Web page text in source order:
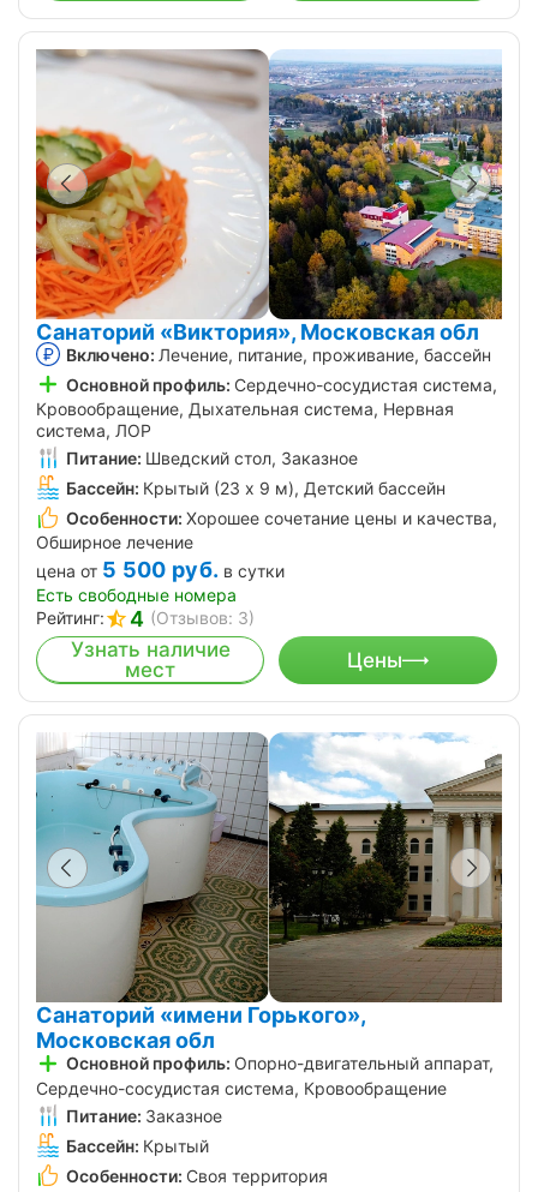
Санаторий «Виктория», Московская обл
Включено: Лечение, питание, проживание, бассейн
Основной профиль: Сердечно-сосудистая система,
Кровообращение, Дыхательная система, Нервная
система, ЛОР
Питание: Шведский стол, Заказное
Бассейн: Крытый (23 х 9 м), Детский бассейн
Особенности: Хорошее сочетание цены и качества,
Обширное лечение
цена от 5 500 руб. в сутки
Есть свободные номера
Рейтинг:
4 (Отзывов: 3)
Узнать наличие
мест
Цены
Санаторий «имени Горького»,
Московская обл
Основной профиль: Опорно-двигательный аппарат,
Сердечно-сосудистая система, Кровообращение
Питание: Заказное
Бассейн: Крытый
Особенности: Своя территория